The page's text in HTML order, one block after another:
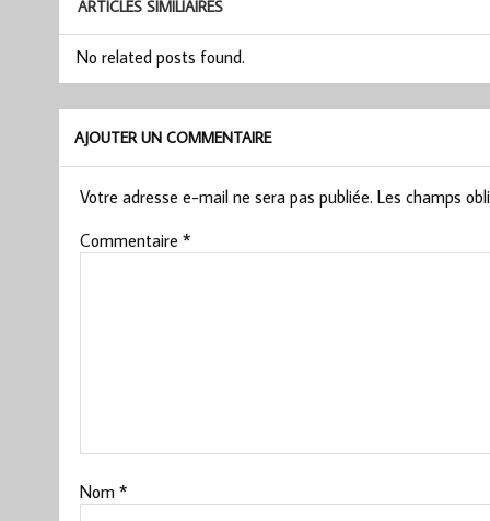
ARTICLES SIMILIAIRES
No related posts found.
AJOUTER UN COMMENTAIRE
Votre adresse e-mail ne sera pas publiée. Les champs
Commentaire *
Nom *